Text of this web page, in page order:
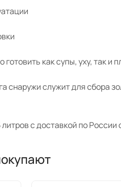
как супы, уху, так и
снаружи служит для сбора
литров с доставкой по